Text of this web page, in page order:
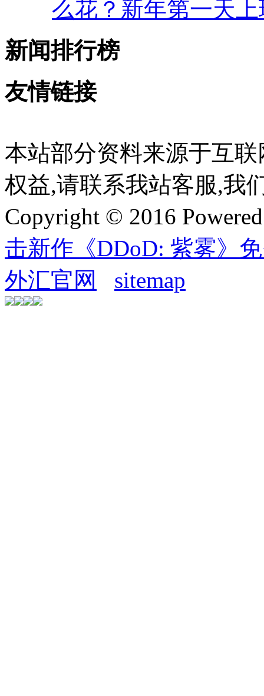
么花？新年第一天
新闻排行榜
友情链接
本站部分资料来源于互
权益,请联系我站客服,我
Copyright © 2016
击新作《DDoD: 紫雾》
外汇官网
sitemap